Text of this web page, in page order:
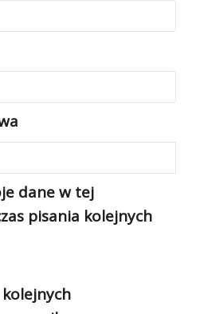
dane w tej
pisania kolejnych